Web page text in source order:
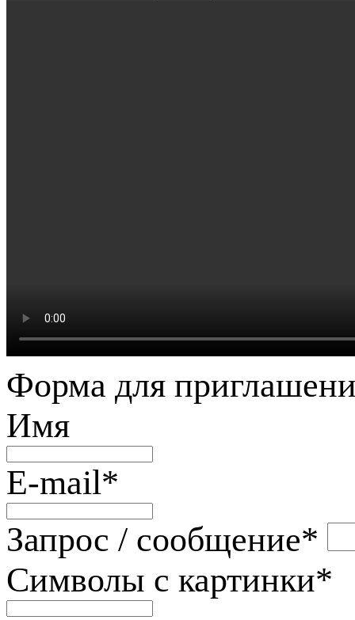
Форма для
Имя
E-mail*
Запрос / сообщение*
Символы с картинки*